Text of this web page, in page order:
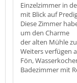
Einzelzimmer in
mit Blick auf
Diese Zimmer
um den Charme
der alten Mühle
Weiters verfügen
Fön,
Badezimmer mit